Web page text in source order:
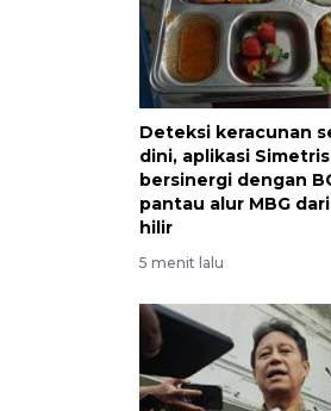
Deteksi keracunan
dini, aplikasi
bersinergi dengan
pantau alur MBG
hilir
5 menit lalu